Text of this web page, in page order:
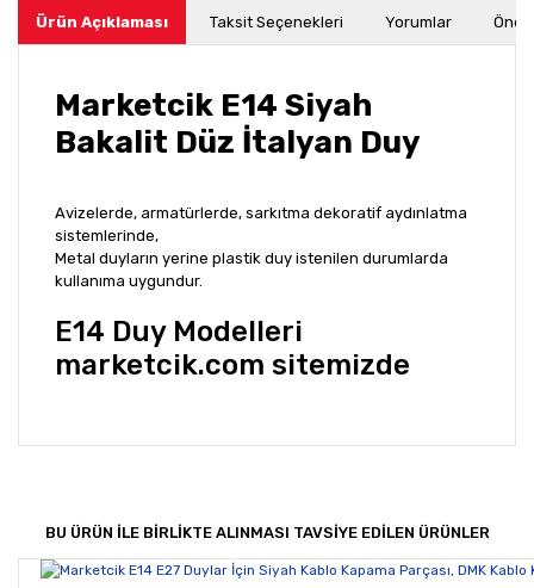
Ürün Açıklaması Taksit Seçenekleri Yorumlar
Marketcik E14 Siyah
Bakalit Düz İtalyan Duy
Avizelerde, armatürlerde, sarkıtma dekoratif aydınlatma
sistemlerinde,
Metal duyların yerine plastik duy istenilen durumlarda
kullanıma uygundur.
E14 Duy Modelleri
marketcik.com sitemizde
Yorum Yaz
Bu ürünün fiyat bilgisi, resim, ürün açıklamalarında ve
Ürün resmi kalitesiz, bozuk veya görüntülenemiyor.
BU ÜRÜN İLE BİRLİKTE ALINMASI TAVSİYE EDİLEN ÜRÜNLER